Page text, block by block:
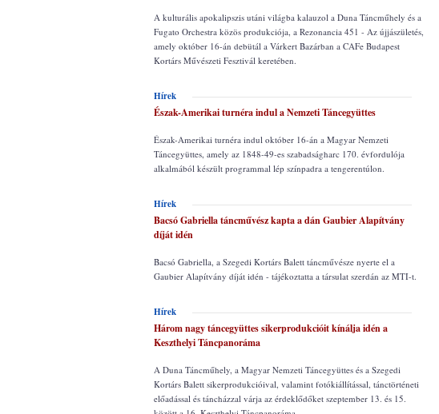
A kulturális apokalipszis utáni világba kalauzol a Duna Táncműhely és a
Fugato Orchestra közös produkciója, a Rezonancia 451 - Az újjászületés,
amely október 16-án debütál a Várkert Bazárban a CAFe Budapest
Kortárs Művészeti Fesztivál keretében.
Hírek
Észak-Amerikai turnéra indul a Nemzeti Táncegyüttes
Észak-Amerikai turnéra indul október 16-án a Magyar Nemzeti
Táncegyüttes, amely az 1848-49-es szabadságharc 170. évfordulója
alkalmából készült programmal lép színpadra a tengerentúlon.
Hírek
Bacsó Gabriella táncművész kapta a dán Gaubier Alapítvány
díját idén
Bacsó Gabriella, a Szegedi Kortárs Balett táncművésze nyerte el a
Gaubier Alapítvány díját idén - tájékoztatta a társulat szerdán az MTI-t.
Hírek
Három nagy táncegyüttes sikerprodukcióit kínálja idén a
Keszthelyi Táncpanoráma
A Duna Táncműhely, a Magyar Nemzeti Táncegyüttes és a Szegedi
Kortárs Balett sikerprodukcióival, valamint fotókiállítással, tánctörténeti
előadással és táncházzal várja az érdeklődőket szeptember 13. és 15.